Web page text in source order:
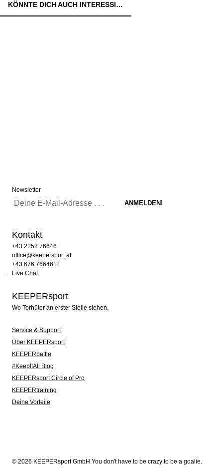
KÖNNTE DICH AUCH INTERESSIEREN:
Newsletter
Kontakt
+43 2252 76646
office@keepersport.at
+43 676 7664611
Live Chat
KEEPERsport
Wo Torhüter an erster Stelle stehen.
Service & Support
Über KEEPERsport
KEEPERbattle
#KeepItAll Blog
KEEPERsport Circle of Pro
KEEPERtraining
Deine Vorteile
© 2026 KEEPERsport GmbH You don't have to be crazy to be a goalie.